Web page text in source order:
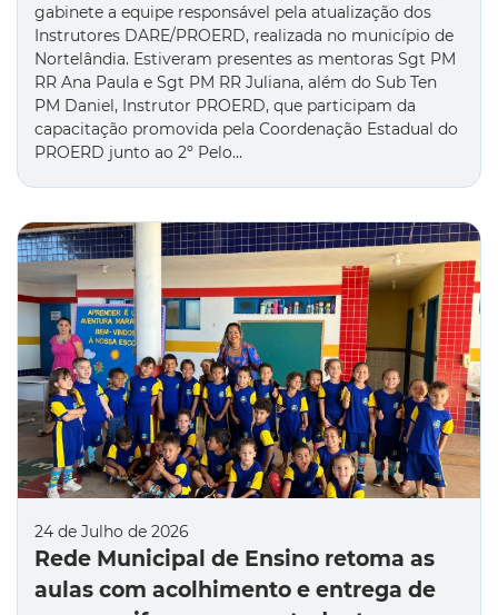
gabinete a equipe responsável pela atualização dos
Instrutores DARE/PROERD, realizada no município de
Nortelândia. Estiveram presentes as mentoras Sgt PM
RR Ana Paula e Sgt PM RR Juliana, além do Sub Ten
PM Daniel, Instrutor PROERD, que participam da
capacitação promovida pela Coordenação Estadual do
PROERD junto ao 2º Pelo…
24 de Julho de 2026
Rede Municipal de Ensino retoma as
aulas com acolhimento e entrega de